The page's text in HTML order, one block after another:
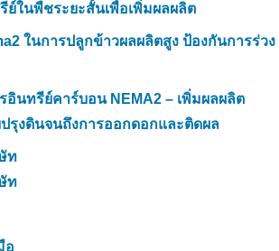
ในพืชระยะสั้นเพื่อเพิ่มผลผลิต
ในการปลูกข้าวผลผลิตสูง ป้องกันการร่วง
นทรีย์คาร์บอน NEMA2 – เพิ่มผลผลิต
รุงดินจนถึงการออกดอกและติดผล
ท
ท
อ